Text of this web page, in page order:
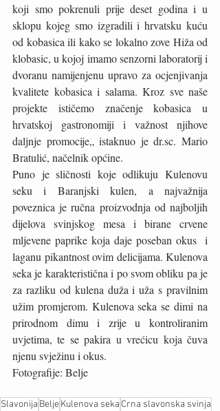
koji smo pokrenuli prije deset godina i u
sklopu kojeg smo izgradili i hrvatsku kuću
od kobasica ili kako se lokalno zove Hiža od
klobasic, u kojoj imamo senzorni laboratorij i
dvoranu namijenjenu upravo za ocjenjivanja
kvalitete kobasica i salama. Kroz sve naše
projekte ističemo značenje kobasica u
hrvatskoj gastronomiji i važnost njihove
daljnje promocije„ istaknuo je dr.sc. Mario
Bratulić, načelnik općine.
Puno je sličnosti koje odlikuju Kulenovu
seku i Baranjski kulen, a najvažnija
poveznica je ručna proizvodnja od najboljih
dijelova svinjskog mesa i birane crvene
mljevene paprike koja daje poseban okus  i
laganu pikantnost ovim delicijama. Kulenova
seka je karakteristična i po svom obliku pa je
za razliku od kulena duža i uža s pravilnim
užim promjerom. Kulenova seka se dimi na
prirodnom dimu i zrije u kontroliranim
uvjetima, te se pakira u vrećicu koja čuva
njenu svježinu i okus.
Fotografije: Belje
Slavonija BeljeKulenova seka Crna slavonska svinja